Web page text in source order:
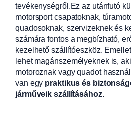
tevékenységről.Ez az utánfutó
motorsport csapatoknak,
quadosoknak, szervizeknek és
számára fontos a megbízható,
kezelhető szállítóeszköz.
lehet magánszemélyeknek is,
motoroznak vagy quadot
van egy praktikus és
járműveik szállításához.